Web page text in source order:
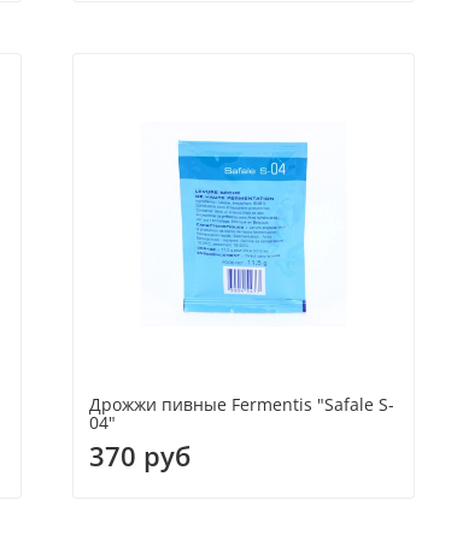
Дрожжи пивные Fermentis "Safale S-
04"
370 руб